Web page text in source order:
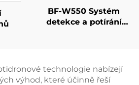
BF-W550 Systém
detekce a potírání
technologie nabízejí
výhod, které účinně řeší